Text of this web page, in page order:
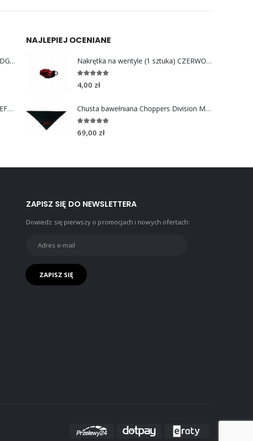
Spodnie jeansowe damskie SHIMA RIDGE LADY blue
Rękawice turystyczne REBELHORN DEFENDER black yellow fluo
NAJLEPIEJ OCENIANE
Nakrętka na wentyle (1 sztuka) CZERWONY GRANAT
out of 5
4,00 zł
Chusta bawełniana Choppers Division MOTORCYCLE LOVE
out of 5
69,00 zł
ZAPISZ SIĘ DO NEWSLETTERA
Dowiedz się pierwszy o promocjach i nowych ofertach: